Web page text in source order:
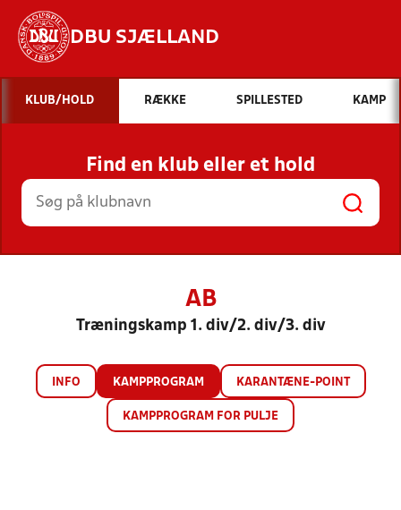
DBU SJÆLLAND
Hvad vil du søge efter?
INDHOLD OG NYHEDER
STILLINGER, RESULTATER, KLUBBER OG
HOLD
KLUB/HOLD RÆKKE SPILLESTED KAMP
Find en klub eller et hold
AB
Træningskamp 1. div/2. div/3. div
INFO KAMPPROGRAM KARANTÆNE-POINT
KAMPPROGRAM FOR PULJE